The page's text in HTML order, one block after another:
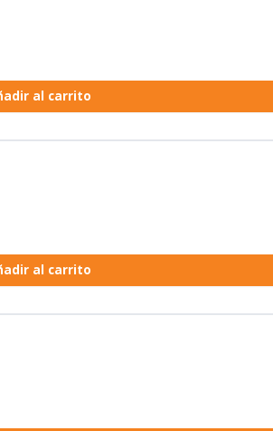
al carrito
al carrito